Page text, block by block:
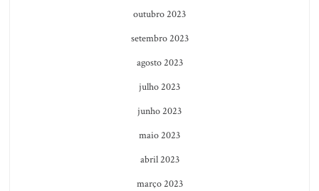
outubro 2023
setembro 2023
agosto 2023
julho 2023
junho 2023
maio 2023
abril 2023
março 2023